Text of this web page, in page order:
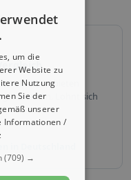
Marken bieten
an. Lohnt sich
in Deutschland
um die
Website zu
Nutzung
Sie der
unserer
Informationen /
(709) →